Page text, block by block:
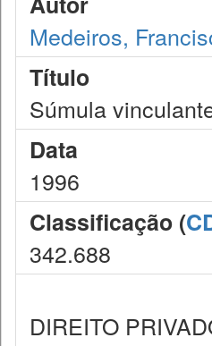
Medeiros,
Título
Súmula
Data
1996
Classificação (
342.688
DIREITO